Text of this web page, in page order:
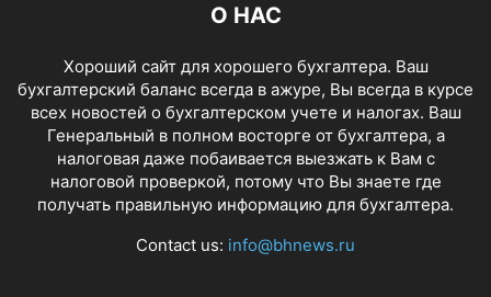
О НАС
Хороший сайт для хорошего бухгалтера. Ваш
бухгалтерский баланс всегда в ажуре, Вы всегда в курсе
всех новостей о бухгалтерском учете и налогах. Ваш
Генеральный в полном восторге от бухгалтера, а
налоговая даже побаивается выезжать к Вам с
налоговой проверкой, потому что Вы знаете где
получать правильную информацию для бухгалтера.
Contact us: info@bhnews.ru